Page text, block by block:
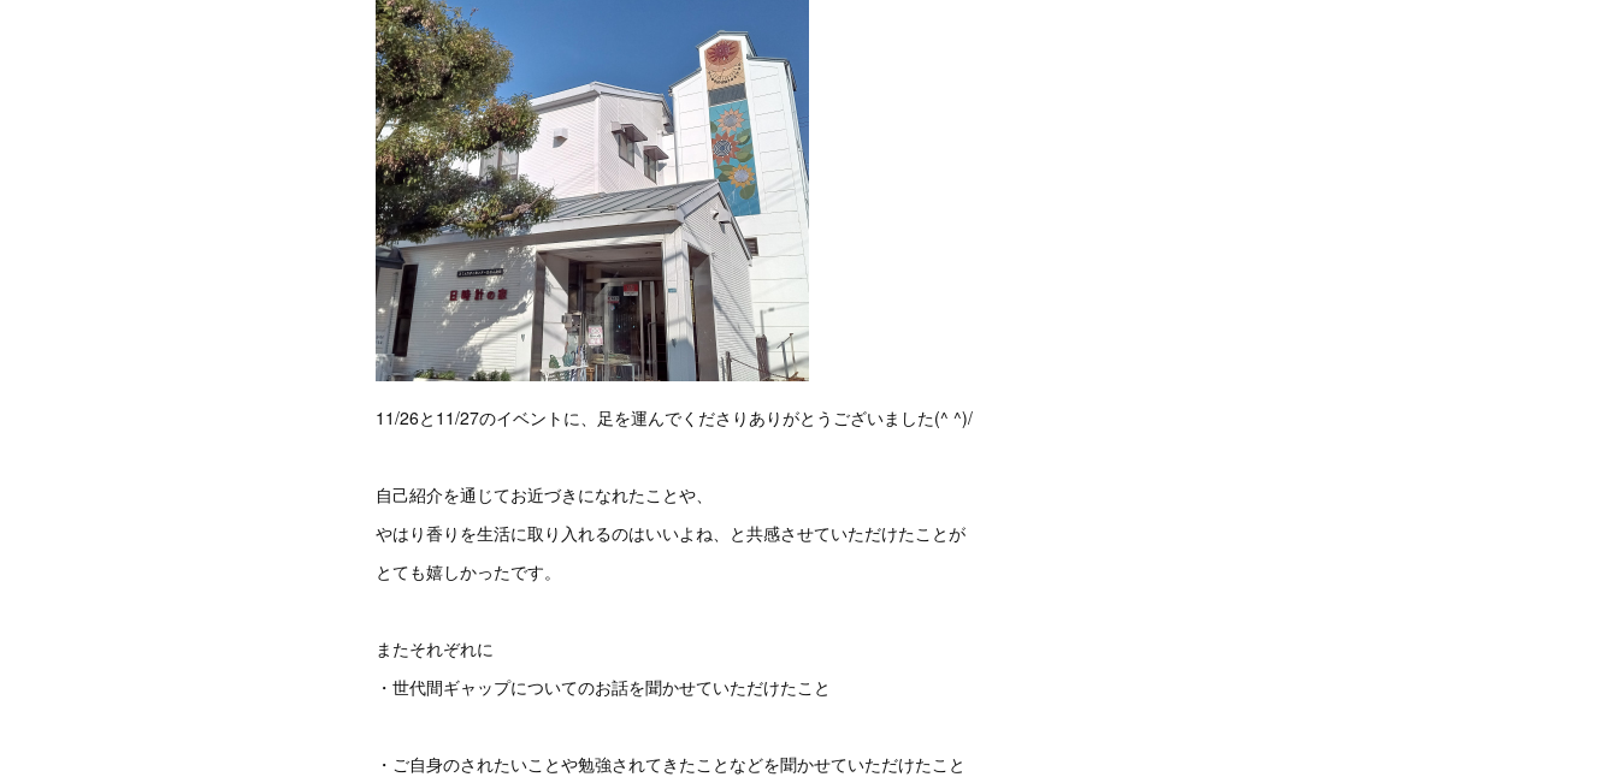
11/26と11/27のイベントに、足を運んでくださりありがとうございました(^ ^)/
自己紹介を通じてお近づきになれたことや、
やはり香りを生活に取り入れるのはいいよね、と共感させていただけたことが
とても嬉しかったです。
またそれぞれに
・世代間ギャップについてのお話を聞かせていただけたこと
・ご自身のされたいことや勉強されてきたことなどを聞かせていただけたこと